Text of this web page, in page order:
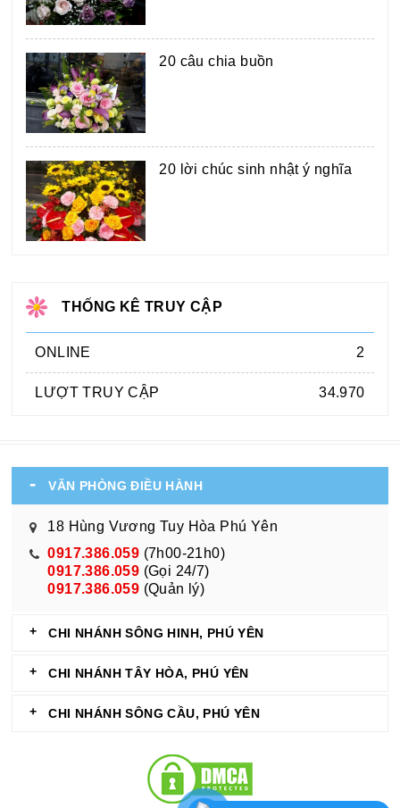
20 câu chia buồn
20 lời chúc sinh nhật ý nghĩa
THỐNG KÊ TRUY CẬP
ONLINE 2
LƯỢT TRUY CẬP 34.970
VĂN PHÒNG ĐIỀU HÀNH
18 Hùng Vương Tuy Hòa Phú Yên
0917.386.059 (7h00-21h0)
0917.386.059 (Gọi 24/7)
0917.386.059 (Quản lý)
CHI NHÁNH SÔNG HINH, PHÚ YÊN
CHI NHÁNH TÂY HÒA, PHÚ YÊN
CHI NHÁNH SÔNG CẦU, PHÚ YÊN